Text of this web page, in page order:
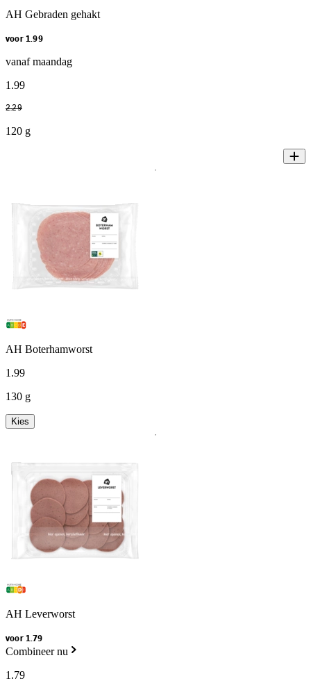
AH Gebraden gehakt
voor 1.99
vanaf maandag
1 .99
2.29
120 g
AH Boterhamworst
1 .99
130 g
Kies
AH Leverworst
voor 1.79
Combineer nu
1 .79